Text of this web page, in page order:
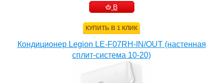
В
КУПИТЬ В 1 КЛИК
Кондиционер Legion LE-F07RH-IN/OUT (настенная
сплит-система 10-20)